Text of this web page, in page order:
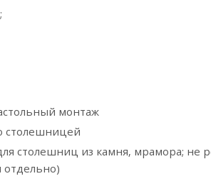
монтаж
столешницей
столешниц из камня, мрамора; не
отдельно)